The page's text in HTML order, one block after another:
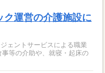
運営の介護施設に
ェントサービスによる職業
等の介助や、就寝・起床の